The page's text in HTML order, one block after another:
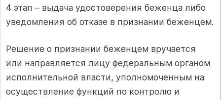
4 этап – выдача удостоверения беженца либо
уведомления об отказе в признании беженцем.
Решение о признании беженцем вручается
или направляется лицу федеральным органом
исполнительной власти, уполномоченным на
осуществление функций по контролю и